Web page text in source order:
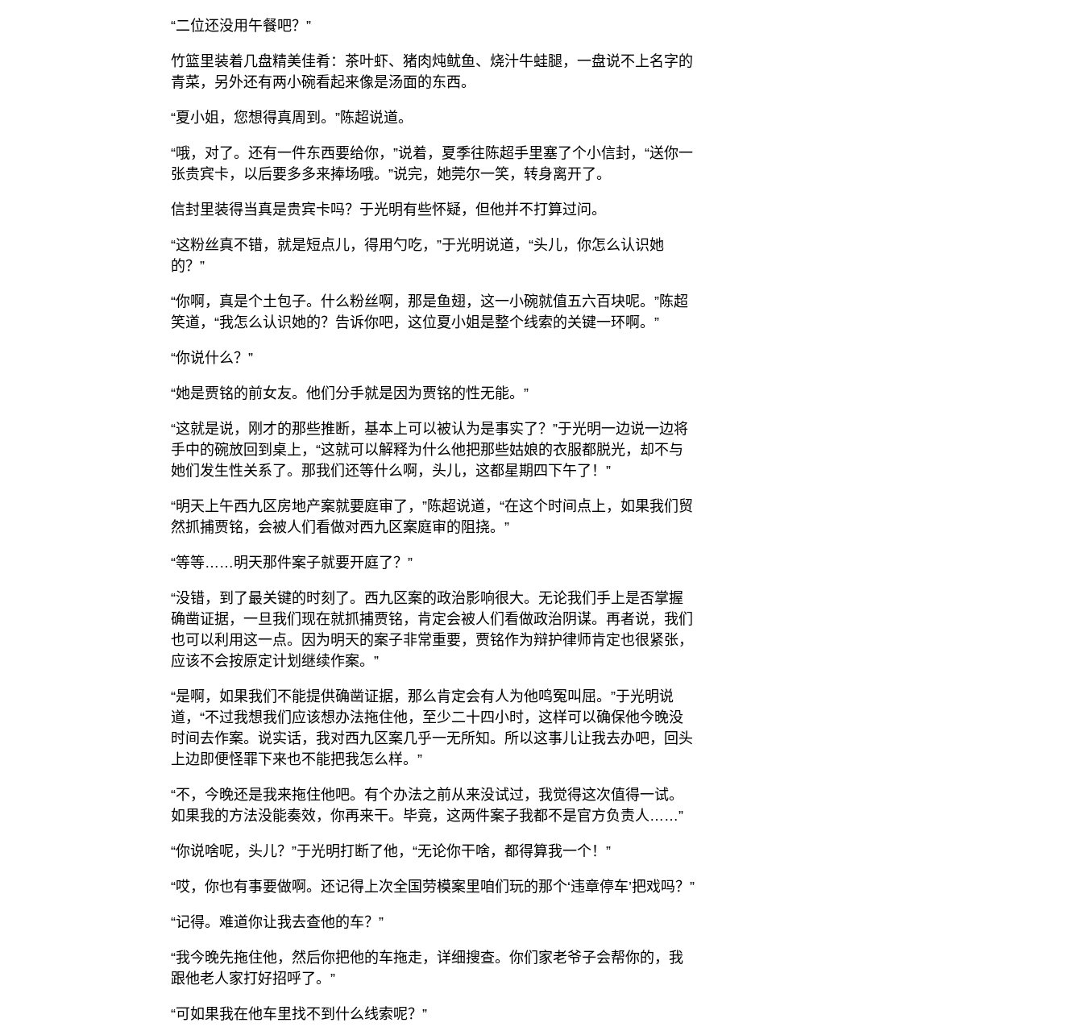
“二位还没用午餐吧？”
竹篮里装着几盘精美佳肴：茶叶虾、猪肉炖鱿鱼、烧汁牛蛙腿，一盘说不上名字的
青菜，另外还有两小碗看起来像是汤面的东西。
“夏小姐，您想得真周到。”陈超说道。
“哦，对了。还有一件东西要给你，”说着，夏季往陈超手里塞了个小信封，“送你一
张贵宾卡，以后要多多来捧场哦。”说完，她莞尔一笑，转身离开了。
信封里装得当真是贵宾卡吗？于光明有些怀疑，但他并不打算过问。
“这粉丝真不错，就是短点儿，得用勺吃，”于光明说道，“头儿，你怎么认识她
的？”
“你啊，真是个土包子。什么粉丝啊，那是鱼翅，这一小碗就值五六百块呢。”陈超
笑道，“我怎么认识她的？告诉你吧，这位夏小姐是整个线索的关键一环啊。”
“你说什么？”
“她是贾铭的前女友。他们分手就是因为贾铭的性无能。”
“这就是说，刚才的那些推断，基本上可以被认为是事实了？”于光明一边说一边将
手中的碗放回到桌上，“这就可以解释为什么他把那些姑娘的衣服都脱光，却不与
她们发生性关系了。那我们还等什么啊，头儿，这都星期四下午了！”
“明天上午西九区房地产案就要庭审了，”陈超说道，“在这个时间点上，如果我们贸
然抓捕贾铭，会被人们看做对西九区案庭审的阻挠。”
“等等……明天那件案子就要开庭了？”
“没错，到了最关键的时刻了。西九区案的政治影响很大。无论我们手上是否掌握
确凿证据，一旦我们现在就抓捕贾铭，肯定会被人们看做政治阴谋。再者说，我们
也可以利用这一点。因为明天的案子非常重要，贾铭作为辩护律师肯定也很紧张，
应该不会按原定计划继续作案。”
“是啊，如果我们不能提供确凿证据，那么肯定会有人为他鸣冤叫屈。”于光明说
道，“不过我想我们应该想办法拖住他，至少二十四小时，这样可以确保他今晚没
时间去作案。说实话，我对西九区案几乎一无所知。所以这事儿让我去办吧，回头
上边即便怪罪下来也不能把我怎么样。”
“不，今晚还是我来拖住他吧。有个办法之前从来没试过，我觉得这次值得一试。
如果我的方法没能奏效，你再来干。毕竟，这两件案子我都不是官方负责人……”
“你说啥呢，头儿？”于光明打断了他，“无论你干啥，都得算我一个！”
“哎，你也有事要做啊。还记得上次全国劳模案里咱们玩的那个‘违章停车’把戏吗？”
“记得。难道你让我去查他的车？”
“我今晚先拖住他，然后你把他的车拖走，详细搜查。你们家老爷子会帮你的，我
跟他老人家打好招呼了。”
“可如果我在他车里找不到什么线索呢？”